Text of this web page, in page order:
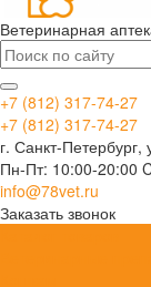
Ветеринарная
+7 (812) 317-74-27
+7 (812) 317-74-27
г. Санкт-
Пн-Пт: 10:00-20:00
info@78vet.ru
Заказать звонок